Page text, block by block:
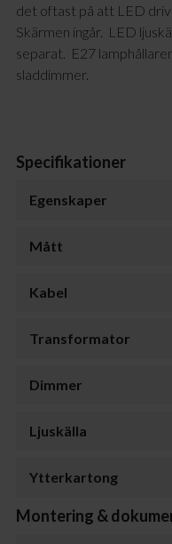
det oftast på att LED
Skärmen ingår. LED
separat. E27
sladdimmer.
Specifikationer
Egenskaper
Mått
Kabel
Transformator
Dimmer
Ljuskälla
Ytterkartong
Montering &